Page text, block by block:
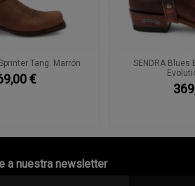
Tang. Marrón
€
SENDRA Blues
a nuestra newsletter